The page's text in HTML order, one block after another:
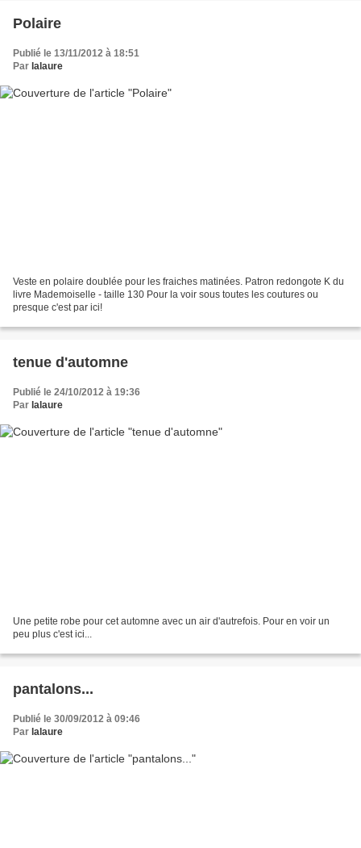
Polaire
Publié le 13/11/2012 à 18:51
Par lalaure
Veste en polaire doublée pour les fraiches matinées. Patron redongote K du
livre Mademoiselle - taille 130 Pour la voir sous toutes les coutures ou
presque c'est par ici!
tenue d'automne
Publié le 24/10/2012 à 19:36
Par lalaure
Une petite robe pour cet automne avec un air d'autrefois. Pour en voir un
peu plus c'est ici...
pantalons...
Publié le 30/09/2012 à 09:46
Par lalaure